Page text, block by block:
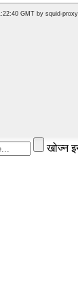
खोज्न